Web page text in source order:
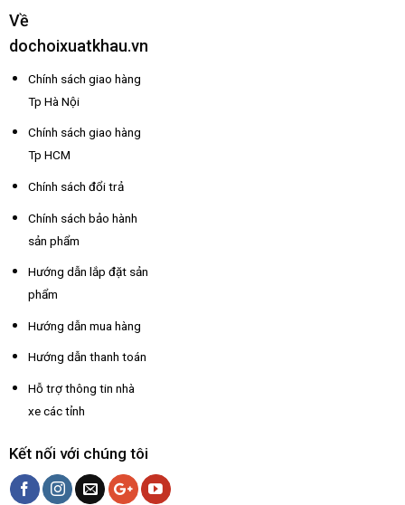
Về
dochoixuatkhau.vn
Chính sách giao hàng
Tp Hà Nội
Chính sách giao hàng
Tp HCM
Chính sách đổi trả
Chính sách bảo hành
sản phẩm
Hướng dẫn lắp đặt sản
phẩm
Hướng dẫn mua hàng
Hướng dẫn thanh toán
Hỗ trợ thông tin nhà
xe các tỉnh
Kết nối với chúng tôi